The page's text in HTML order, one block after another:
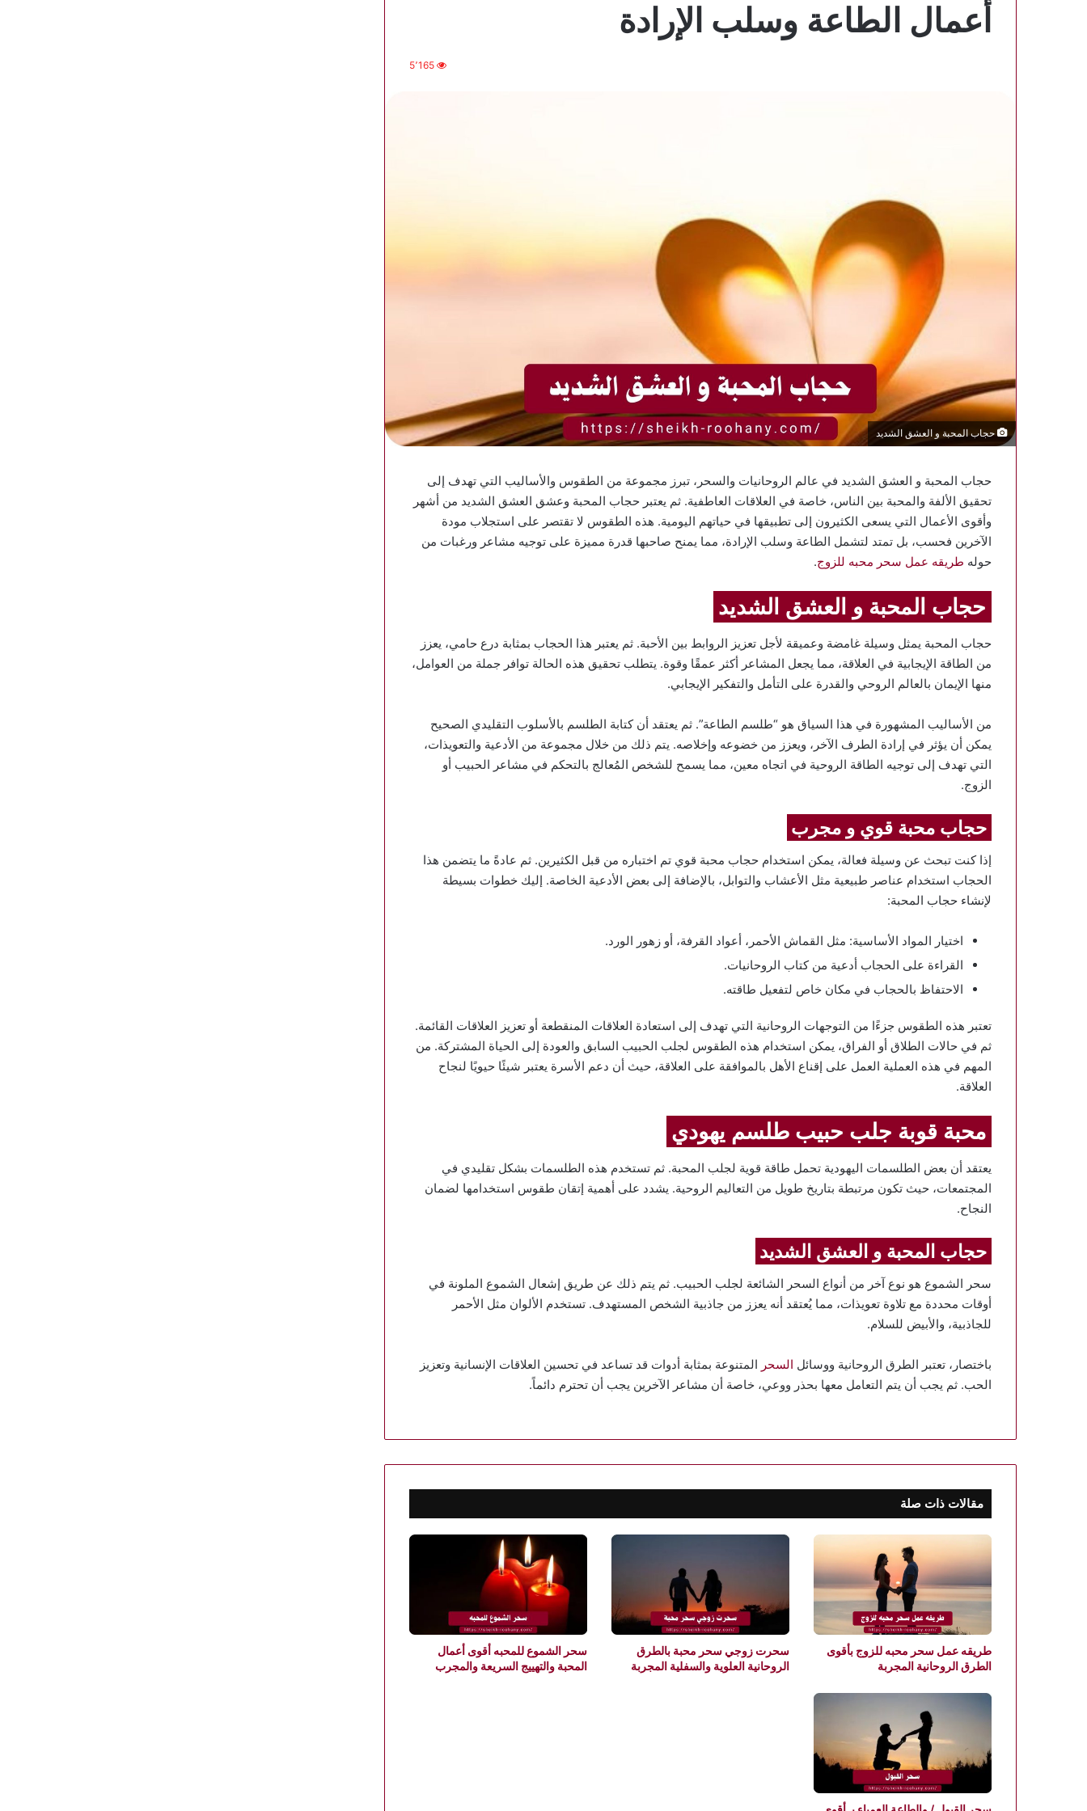
أعمال الطاعة وسلب الإرادة
5٬165
حجاب المحبة و العشق الشديد
حجاب المحبة و العشق الشديد في عالم الروحانيات والسحر، تبرز مجموعة من الطقوس والأساليب التي تهدف إلى
تحقيق الألفة والمحبة بين الناس، خاصة في العلاقات العاطفية. ثم يعتبر حجاب المحبة وعشق العشق الشديد من أشهر
وأقوى الأعمال التي يسعى الكثيرون إلى تطبيقها في حياتهم اليومية. هذه الطقوس لا تقتصر على استجلاب مودة
الآخرين فحسب، بل تمتد لتشمل الطاعة وسلب الإرادة، مما يمنح صاحبها قدرة مميزة على توجيه مشاعر ورغبات من
حوله طريقه عمل سحر محبه للزوج.
حجاب المحبة و العشق الشديد
حجاب المحبة يمثل وسيلة غامضة وعميقة لأجل تعزيز الروابط بين الأحبة. ثم يعتبر هذا الحجاب بمثابة درع حامي، يعزز
من الطاقة الإيجابية في العلاقة، مما يجعل المشاعر أكثر عمقًا وقوة. يتطلب تحقيق هذه الحالة توافر جملة من العوامل،
منها الإيمان بالعالم الروحي والقدرة على التأمل والتفكير الإيجابي.
من الأساليب المشهورة في هذا السياق هو “طلسم الطاعة”. ثم يعتقد أن كتابة الطلسم بالأسلوب التقليدي الصحيح
يمكن أن يؤثر في إرادة الطرف الآخر، ويعزز من خضوعه وإخلاصه. يتم ذلك من خلال مجموعة من الأدعية والتعويذات،
التي تهدف إلى توجيه الطاقة الروحية في اتجاه معين، مما يسمح للشخص المُعالج بالتحكم في مشاعر الحبيب أو
الزوج.
حجاب محبة قوي و مجرب
إذا كنت تبحث عن وسيلة فعالة، يمكن استخدام حجاب محبة قوي تم اختباره من قبل الكثيرين. ثم عادةً ما يتضمن هذا
الحجاب استخدام عناصر طبيعية مثل الأعشاب والتوابل، بالإضافة إلى بعض الأدعية الخاصة. إليك خطوات بسيطة
لإنشاء حجاب المحبة:
اختيار المواد الأساسية: مثل القماش الأحمر، أعواد القرفة، أو زهور الورد.
القراءة على الحجاب أدعية من كتاب الروحانيات.
الاحتفاظ بالحجاب في مكان خاص لتفعيل طاقته.
تعتبر هذه الطقوس جزءًا من التوجهات الروحانية التي تهدف إلى استعادة العلاقات المنقطعة أو تعزيز العلاقات القائمة.
ثم في حالات الطلاق أو الفراق، يمكن استخدام هذه الطقوس لجلب الحبيب السابق والعودة إلى الحياة المشتركة. من
المهم في هذه العملية العمل على إقناع الأهل بالموافقة على العلاقة، حيث أن دعم الأسرة يعتبر شيئًا حيويًا لنجاح
العلاقة.
محبة قوبة جلب حبيب طلسم يهودي
يعتقد أن بعض الطلسمات اليهودية تحمل طاقة قوية لجلب المحبة. ثم تستخدم هذه الطلسمات بشكل تقليدي في
المجتمعات، حيث تكون مرتبطة بتاريخ طويل من التعاليم الروحية. يشدد على أهمية إتقان طقوس استخدامها لضمان
النجاح.
حجاب المحبة و العشق الشديد
سحر الشموع هو نوع آخر من أنواع السحر الشائعة لجلب الحبيب. ثم يتم ذلك عن طريق إشعال الشموع الملونة في
أوقات محددة مع تلاوة تعويذات، مما يُعتقد أنه يعزز من جاذبية الشخص المستهدف. تستخدم الألوان مثل الأحمر
للجاذبية، والأبيض للسلام.
باختصار، تعتبر الطرق الروحانية ووسائل السحر المتنوعة بمثابة أدوات قد تساعد في تحسين العلاقات الإنسانية وتعزيز
الحب. ثم يجب أن يتم التعامل معها بحذر ووعي، خاصة أن مشاعر الآخرين يجب أن تحترم دائماً.
مقالات ذات صلة
طريقه عمل سحر محبه للزوج بأقوى
الطرق الروحانية المجربة
سحرت زوجي سحر محبة بالطرق
الروحانية العلوية والسفلية المجربة
سحر الشموع للمحبه أقوى أعمال
المحبة والتهييج السريعة والمجرب